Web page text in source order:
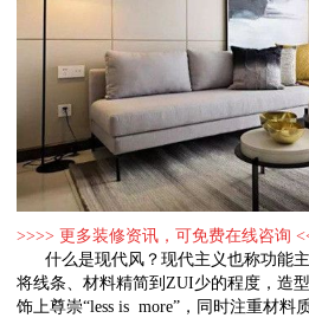
>>>> 更多装修资讯，可免费在线咨询
什么是现代风？现代主义也称功能
将线条、材料精简到ZUI少的程度，造
饰上尊崇“less is more”，同时注重材料